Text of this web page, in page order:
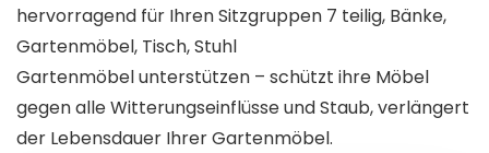
hervorragend für Ihren Sitzgruppen 7 teilig, Bänke,
Gartenmöbel, Tisch, Stuhl
Gartenmöbel unterstützen – schützt ihre Möbel
gegen alle Witterungseinflüsse und Staub, verlängert
der Lebensdauer Ihrer Gartenmöbel.